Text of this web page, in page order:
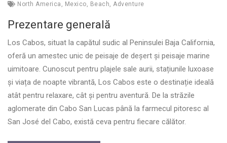
North America , Mexico, Beach, Adventure
Prezentare generală
Los Cabos, situat la capătul sudic al Peninsulei Baja California,
oferă un amestec unic de peisaje de deșert și peisaje marine
uimitoare. Cunoscut pentru plajele sale aurii, stațiunile luxoase
și viața de noapte vibrantă, Los Cabos este o destinație ideală
atât pentru relaxare, cât și pentru aventură. De la străzile
aglomerate din Cabo San Lucas până la farmecul pitoresc al
San José del Cabo, există ceva pentru fiecare călător.